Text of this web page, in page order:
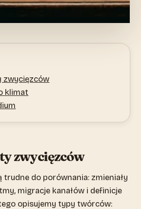
zwycięzców
klimat
zwycięzców
trudne do porównania: zmieniały
migracje kanałów i definicje
opisujemy typy twórców: